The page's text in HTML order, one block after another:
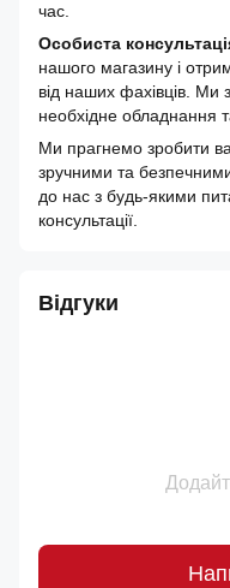
час.
Особиста
нашого магазину і
від наших фахівців.
необхідне обладнання
Ми прагнемо зробити
зручними та
до нас з будь-якими
консультації.
Відгуки